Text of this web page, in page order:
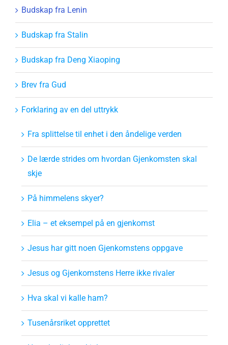
Budskap fra Lenin
Budskap fra Stalin
Budskap fra Deng Xiaoping
Brev fra Gud
Forklaring av en del uttrykk
Fra splittelse til enhet i den åndelige verden
De lærde strides om hvordan Gjenkomsten skal
skje
På himmelens skyer?
Elia – et eksempel på en gjenkomst
Jesus har gitt noen Gjenkomstens oppgave
Jesus og Gjenkomstens Herre ikke rivaler
Hva skal vi kalle ham?
Tusenårsriket opprettet